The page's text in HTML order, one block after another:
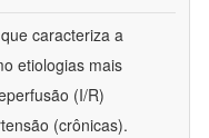
caracteriza a
etiologias mais
(I/R)
(crônicas).